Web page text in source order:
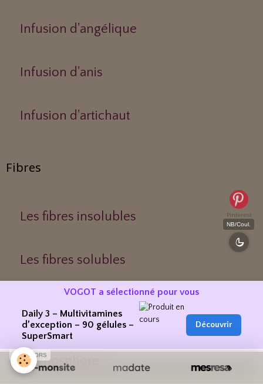
Infusion d'angélique
Infusion d'anis
Infusion d'artichaut
Fibres
Les fibres insolubles
Les fibres solubles
Nutriments
Le Phosphore
Pinterest
NB/Coul.
VOGOT a sélectionné pour vous
Daily 3 – Multivitamines
d’exception – 90 gélules –
SuperSmart
Découvrir
SPONSORS